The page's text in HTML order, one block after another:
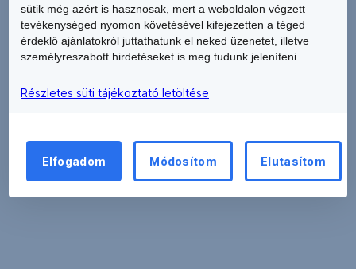
sütik még azért is hasznosak, mert a weboldalon végzett
tevékenységed nyomon követésével kifejezetten a téged
érdeklő ajánlatokról juttathatunk el neked üzenetet, illetve
személyreszabott hirdetéseket is meg tudunk jeleníteni.
Részletes süti tájékoztató letöltése
Elfogadom Módosítom Elutasítom